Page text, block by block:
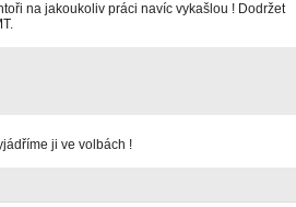
na jakoukoliv práci navíc vykašlou ! Dodržet
ji ve volbách !